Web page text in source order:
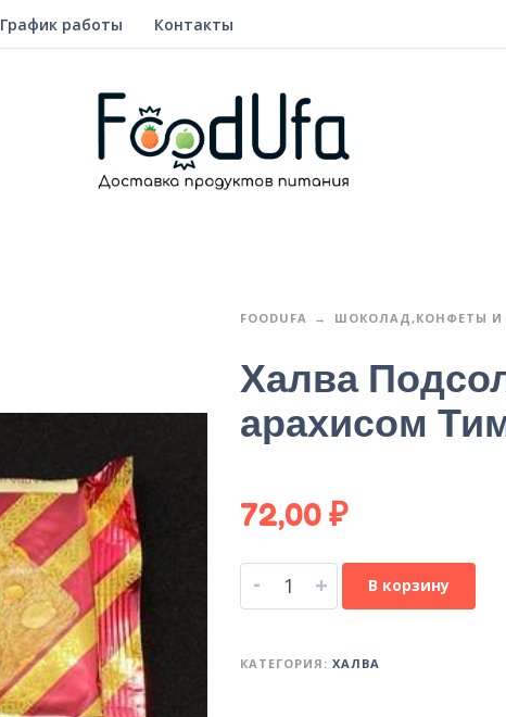
График работы Контакты
FOODUFA ШОКОЛАД,КОНФЕТЫ И
Халва
арахисом
72,00₽
- + В корзину
КАТЕГОРИЯ: ХАЛВА